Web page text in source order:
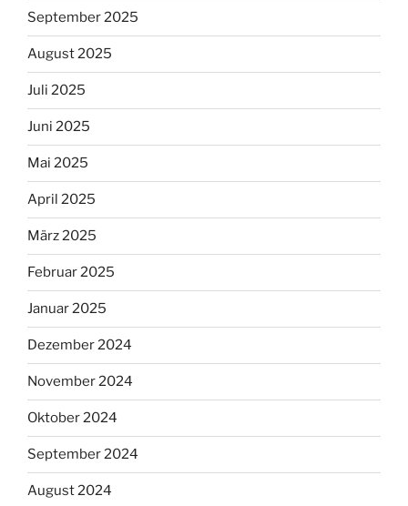
September 2025
August 2025
Juli 2025
Juni 2025
Mai 2025
April 2025
März 2025
Februar 2025
Januar 2025
Dezember 2024
November 2024
Oktober 2024
September 2024
August 2024